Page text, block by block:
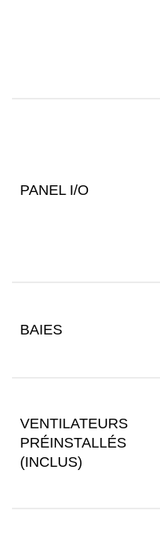
PANEL I/O
BAIES
VENTILATEURS
PRÉINSTALLÉS
(INCLUS)